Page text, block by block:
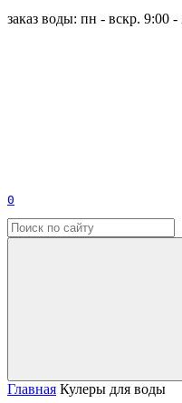
заказ воды: пн - вскр. 9:00 -
0
Главная Кулеры для воды